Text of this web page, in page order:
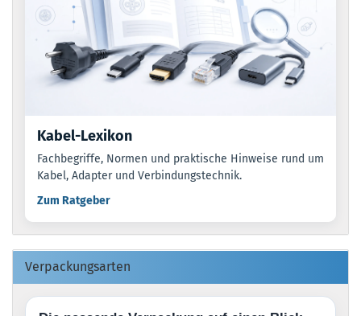
Kabel-Lexikon
Fachbegriffe, Normen und praktische Hinweise rund um
Kabel, Adapter und Verbindungstechnik.
Zum Ratgeber
Verpackungsarten